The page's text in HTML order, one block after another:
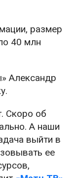
размер
40 млн
Александр
Скоро об
А наши
выйти в
ее